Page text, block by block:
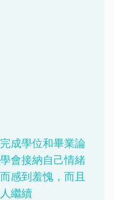
成學位和畢業論
會接納自己情緒
感到羞愧，而且
繼續